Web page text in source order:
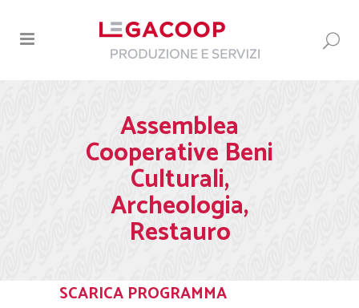
Assemblea
Cooperative Beni
Culturali,
Archeologia,
Restauro
SCARICA PROGRAMMA